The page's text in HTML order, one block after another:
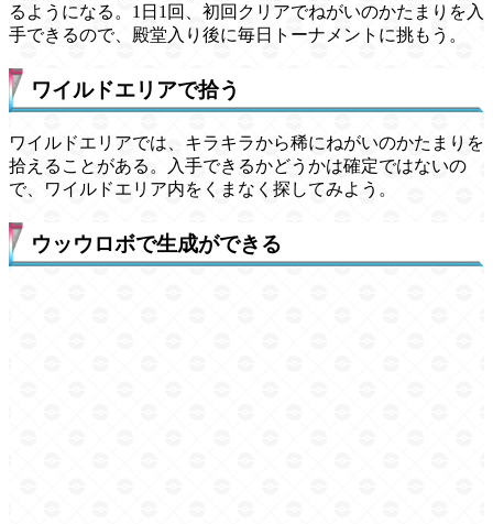
るようになる。1日1回、初回クリアでねがいのかたまりを入
手できるので、殿堂入り後に毎日トーナメントに挑もう。
ワイルドエリアで拾う
ワイルドエリアでは、キラキラから稀にねがいのかたまりを
拾えることがある。入手できるかどうかは確定ではないの
で、ワイルドエリア内をくまなく探してみよう。
ウッウロボで生成ができる